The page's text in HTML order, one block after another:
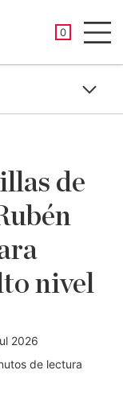
0
de
nivel
2026
de lectura